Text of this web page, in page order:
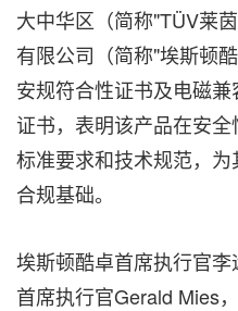
大中华区（简称"TÜV莱
有限公司（简称"埃斯顿
安规符合性证书及电磁
证书，表明该产品在安
标准要求和技术规范，
合规基础。
埃斯顿酷卓首席执行官
首席执行官Gerald Mies